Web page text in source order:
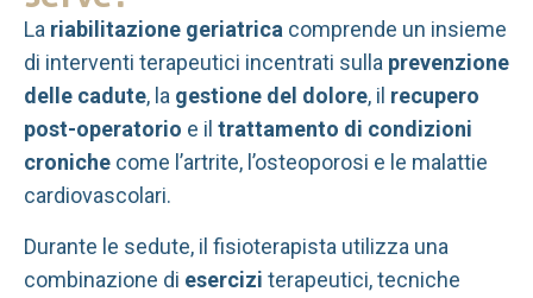
La riabilitazione geriatrica comprende un insieme
di interventi terapeutici incentrati sulla prevenzione
delle cadute, la gestione del dolore, il recupero
post-operatorio e il trattamento di condizioni
croniche come l’artrite, l’osteoporosi e le malattie
cardiovascolari.
Durante le sedute, il fisioterapista utilizza una
combinazione di esercizi terapeutici, tecniche